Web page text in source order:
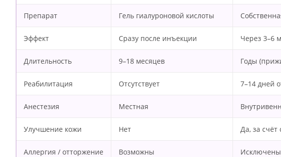
Препарат Гель гиалуроновой кислоты
Эффект Сразу после инъекции Через 3–6
Длительность 9–18 месяцев Годы
Реабилитация Отсутствует 7–14 дней
Анестезия Местная
Улучшение кожи Нет Да, за счёт
Аллергия / отторжение Возможны Исключены